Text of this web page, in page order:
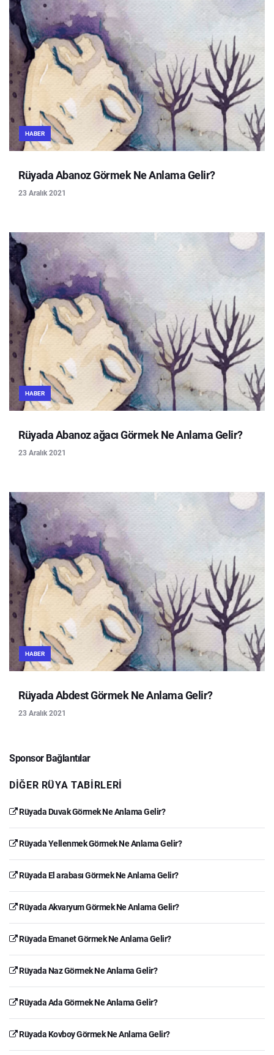
HABER
Rüyada Abanoz Görmek Ne Anlama Gelir?
23 Aralık 2021
HABER
Rüyada Abanoz ağacı Görmek Ne Anlama Gelir?
23 Aralık 2021
HABER
Rüyada Abdest Görmek Ne Anlama Gelir?
23 Aralık 2021
Sponsor Bağlantılar
DIĞER RÜYA TABIRLERI
Rüyada Duvak Görmek Ne Anlama Gelir?
Rüyada Yellenmek Görmek Ne Anlama Gelir?
Rüyada El arabası Görmek Ne Anlama Gelir?
Rüyada Akvaryum Görmek Ne Anlama Gelir?
Rüyada Emanet Görmek Ne Anlama Gelir?
Rüyada Naz Görmek Ne Anlama Gelir?
Rüyada Ada Görmek Ne Anlama Gelir?
Rüyada Kovboy Görmek Ne Anlama Gelir?